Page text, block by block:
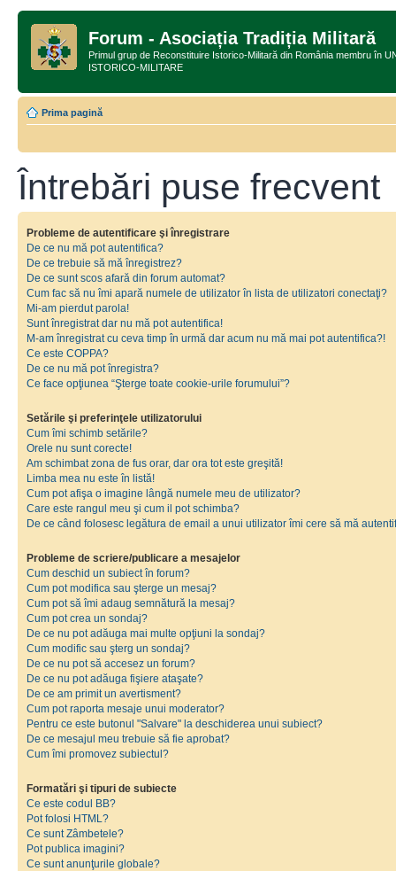
Forum - Asociația Tradiția Militară
Primul grup de Reconstituire Istorico-Militară din România membru în
ISTORICO-MILITARE
Prima pagină
Întrebări puse frecvent
Probleme de autentificare şi înregistrare
De ce nu mă pot autentifica?
De ce trebuie să mă înregistrez?
De ce sunt scos afară din forum automat?
Cum fac să nu îmi apară numele de utilizator în lista de utilizatori conectaţi?
Mi-am pierdut parola!
Sunt înregistrat dar nu mă pot autentifica!
M-am înregistrat cu ceva timp în urmă dar acum nu mă mai pot autentifica?!
Ce este COPPA?
De ce nu mă pot înregistra?
Ce face opţiunea “Şterge toate cookie-urile forumului”?
Setările şi preferinţele utilizatorului
Cum îmi schimb setările?
Orele nu sunt corecte!
Am schimbat zona de fus orar, dar ora tot este greşită!
Limba mea nu este în listă!
Cum pot afişa o imagine lângă numele meu de utilizator?
Care este rangul meu şi cum il pot schimba?
De ce când folosesc legătura de email a unui utilizator îmi cere să mă
Probleme de scriere/publicare a mesajelor
Cum deschid un subiect în forum?
Cum pot modifica sau şterge un mesaj?
Cum pot să îmi adaug semnătură la mesaj?
Cum pot crea un sondaj?
De ce nu pot adăuga mai multe opţiuni la sondaj?
Cum modific sau şterg un sondaj?
De ce nu pot să accesez un forum?
De ce nu pot adăuga fişiere ataşate?
De ce am primit un avertisment?
Cum pot raporta mesaje unui moderator?
Pentru ce este butonul "Salvare" la deschiderea unui subiect?
De ce mesajul meu trebuie să fie aprobat?
Cum îmi promovez subiectul?
Formatări şi tipuri de subiecte
Ce este codul BB?
Pot folosi HTML?
Ce sunt Zâmbetele?
Pot publica imagini?
Ce sunt anunţurile globale?